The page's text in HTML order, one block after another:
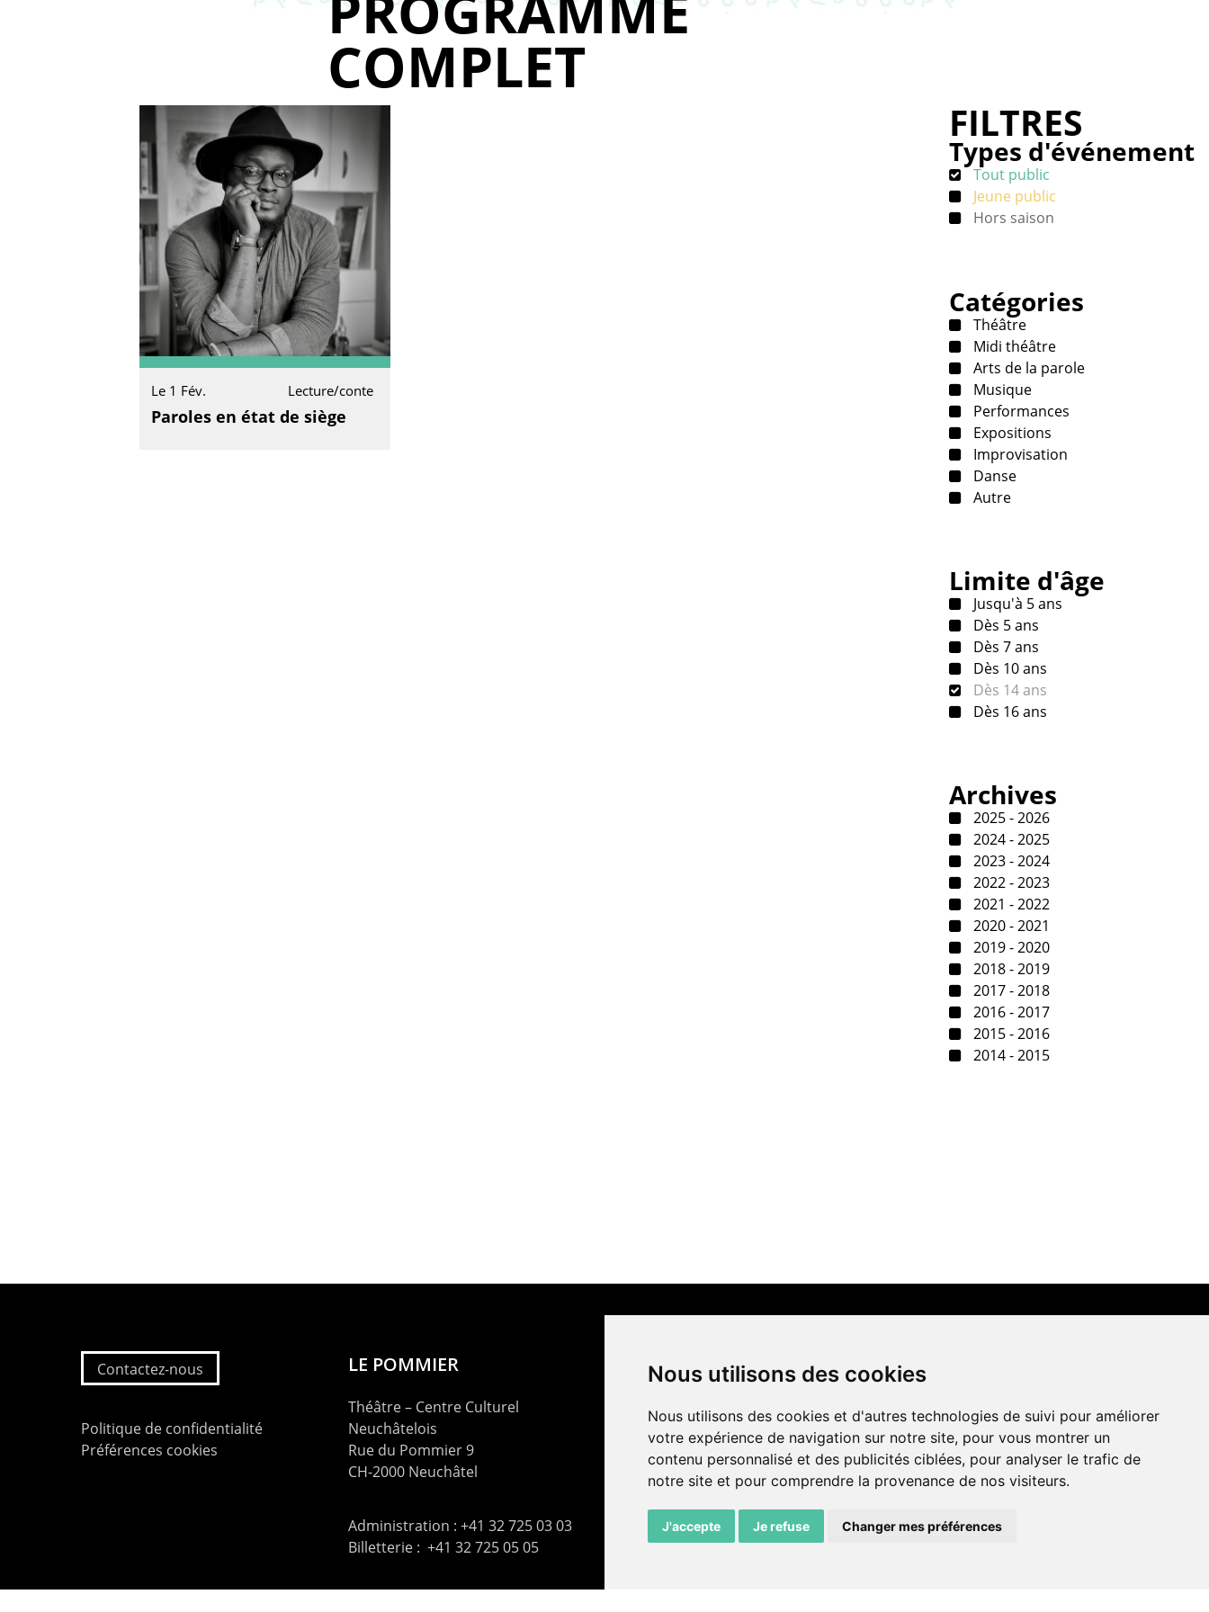
Nous utilisons des cookies
Nous utilisons des cookies et d'autres technologies de suivi pour améliorer
votre expérience de navigation sur notre site, pour vous montrer un
contenu personnalisé et des publicités ciblées, pour analyser le trafic de
notre site et pour comprendre la provenance de nos visiteurs.
J'accepte Je refuse Changer mes préférences
COMPLET
Le 1 Fév. Lecture/conte
Paroles en état de siège
FILTRES
Types d'événement
Tout public
Jeune public
Hors saison
Catégories
Théâtre
Midi théâtre
Arts de la parole
Musique
Performances
Expositions
Improvisation
Danse
Autre
Limite d'âge
Jusqu'à 5 ans
Dès 5 ans
Dès 7 ans
Dès 10 ans
Dès 14 ans
Dès 16 ans
Archives
2025 - 2026
2024 - 2025
2023 - 2024
2022 - 2023
2021 - 2022
2020 - 2021
2019 - 2020
2018 - 2019
2017 - 2018
2016 - 2017
2015 - 2016
2014 - 2015
Contactez-nous
Politique de confidentialité
Préférences cookies
LE POMMIER
Théâtre – Centre Culturel
Neuchâtelois
Rue du Pommier 9
CH-2000 Neuchâtel
Administration : +41 32 725 03 03
Billetterie : +41 32 725 05 05
LIENS AMIS
Centre de culture ABC
ADN – Association Danse Neuchâtel